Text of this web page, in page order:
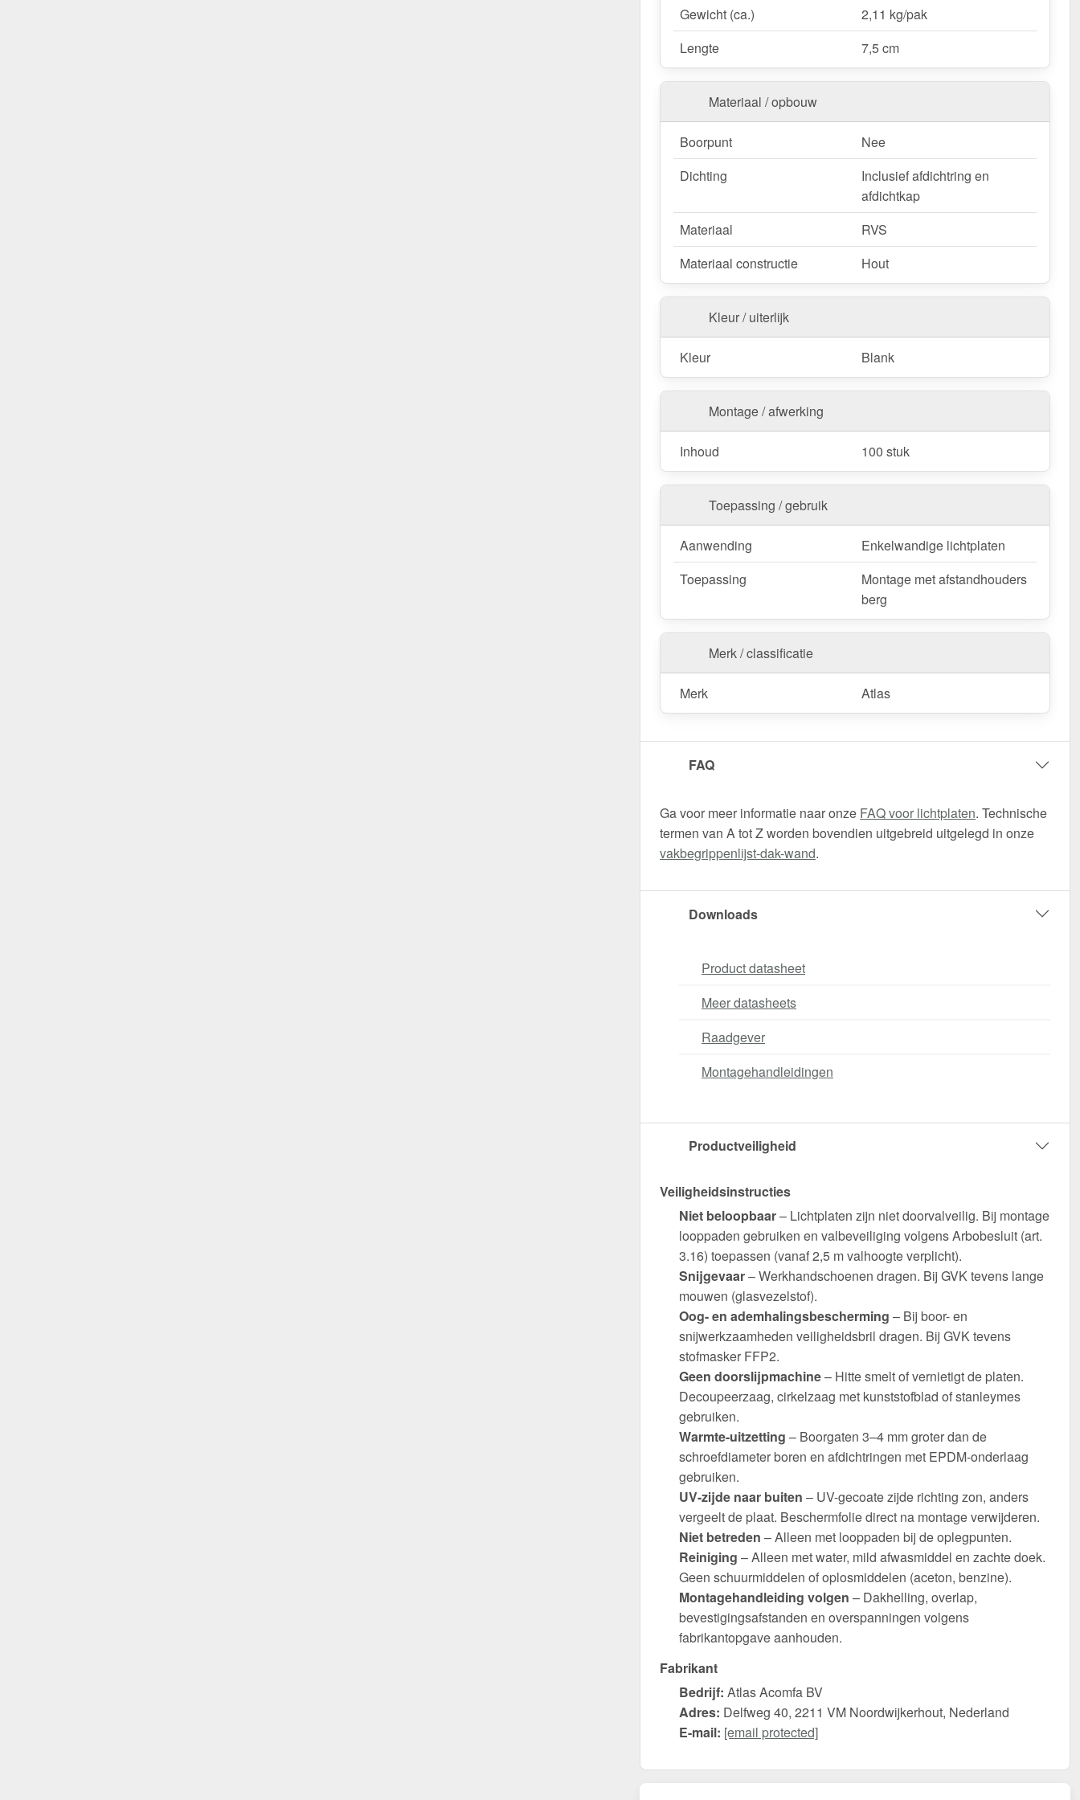
Gewicht (ca.)
2,11 kg/pak
Lengte
7,5 cm
Materiaal / opbouw
Boorpunt
Nee
Dichting
Inclusief afdichtring en
afdichtkap
Materiaal
RVS
Materiaal constructie
Hout
Kleur / uiterlijk
Kleur Blank
Montage / afwerking
Inhoud 100 stuk
Toepassing / gebruik
Aanwending
Enkelwandige lichtplaten
Toepassing
Montage met afstandhouders
berg
Merk / classificatie
Merk Atlas
FAQ
Ga voor meer informatie naar onze FAQ voor lichtplaten. Technische
termen van A tot Z worden bovendien uitgebreid uitgelegd in onze
vakbegrippenlijst-dak-wand.
Downloads
Product datasheet
Meer datasheets
Raadgever
Montagehandleidingen
Productveiligheid
Veiligheidsinstructies
Niet beloopbaar– Lichtplaten zijn niet doorvalveilig. Bij montage
looppaden gebruiken en valbeveiliging volgens Arbobesluit (art.
3.16) toepassen (vanaf 2,5 m valhoogte verplicht).
Snijgevaar– Werkhandschoenen dragen. Bij GVK tevens lange
mouwen (glasvezelstof).
Oog- en ademhalingsbescherming – Bij boor- en
snijwerkzaamheden veiligheidsbril dragen. Bij GVK tevens
stofmasker FFP2.
Geen doorslijpmachine– Hitte smelt of vernietigt de platen.
Decoupeerzaag, cirkelzaag met kunststofblad of stanleymes
gebruiken.
Warmte-uitzetting – Boorgaten 3–4 mm groter dan de
schroefdiameter boren en afdichtringen met EPDM-onderlaag
gebruiken.
UV-zijde naar buiten – UV-gecoate zijde richting zon, anders
vergeelt de plaat. Beschermfolie direct na montage verwijderen.
Niet betreden – Alleen met looppaden bij de oplegpunten.
Reiniging – Alleen met water, mild afwasmiddel en zachte doek.
Geen schuurmiddelen of oplosmiddelen (aceton, benzine).
Montagehandleiding volgen – Dakhelling, overlap,
bevestigingsafstanden en overspanningen volgens
fabrikantopgave aanhouden.
Fabrikant
Bedrijf: Atlas Acomfa BV
Adres: Delfweg 40, 2211 VM Noordwijkerhout, Nederland
E-mail: [email protected]